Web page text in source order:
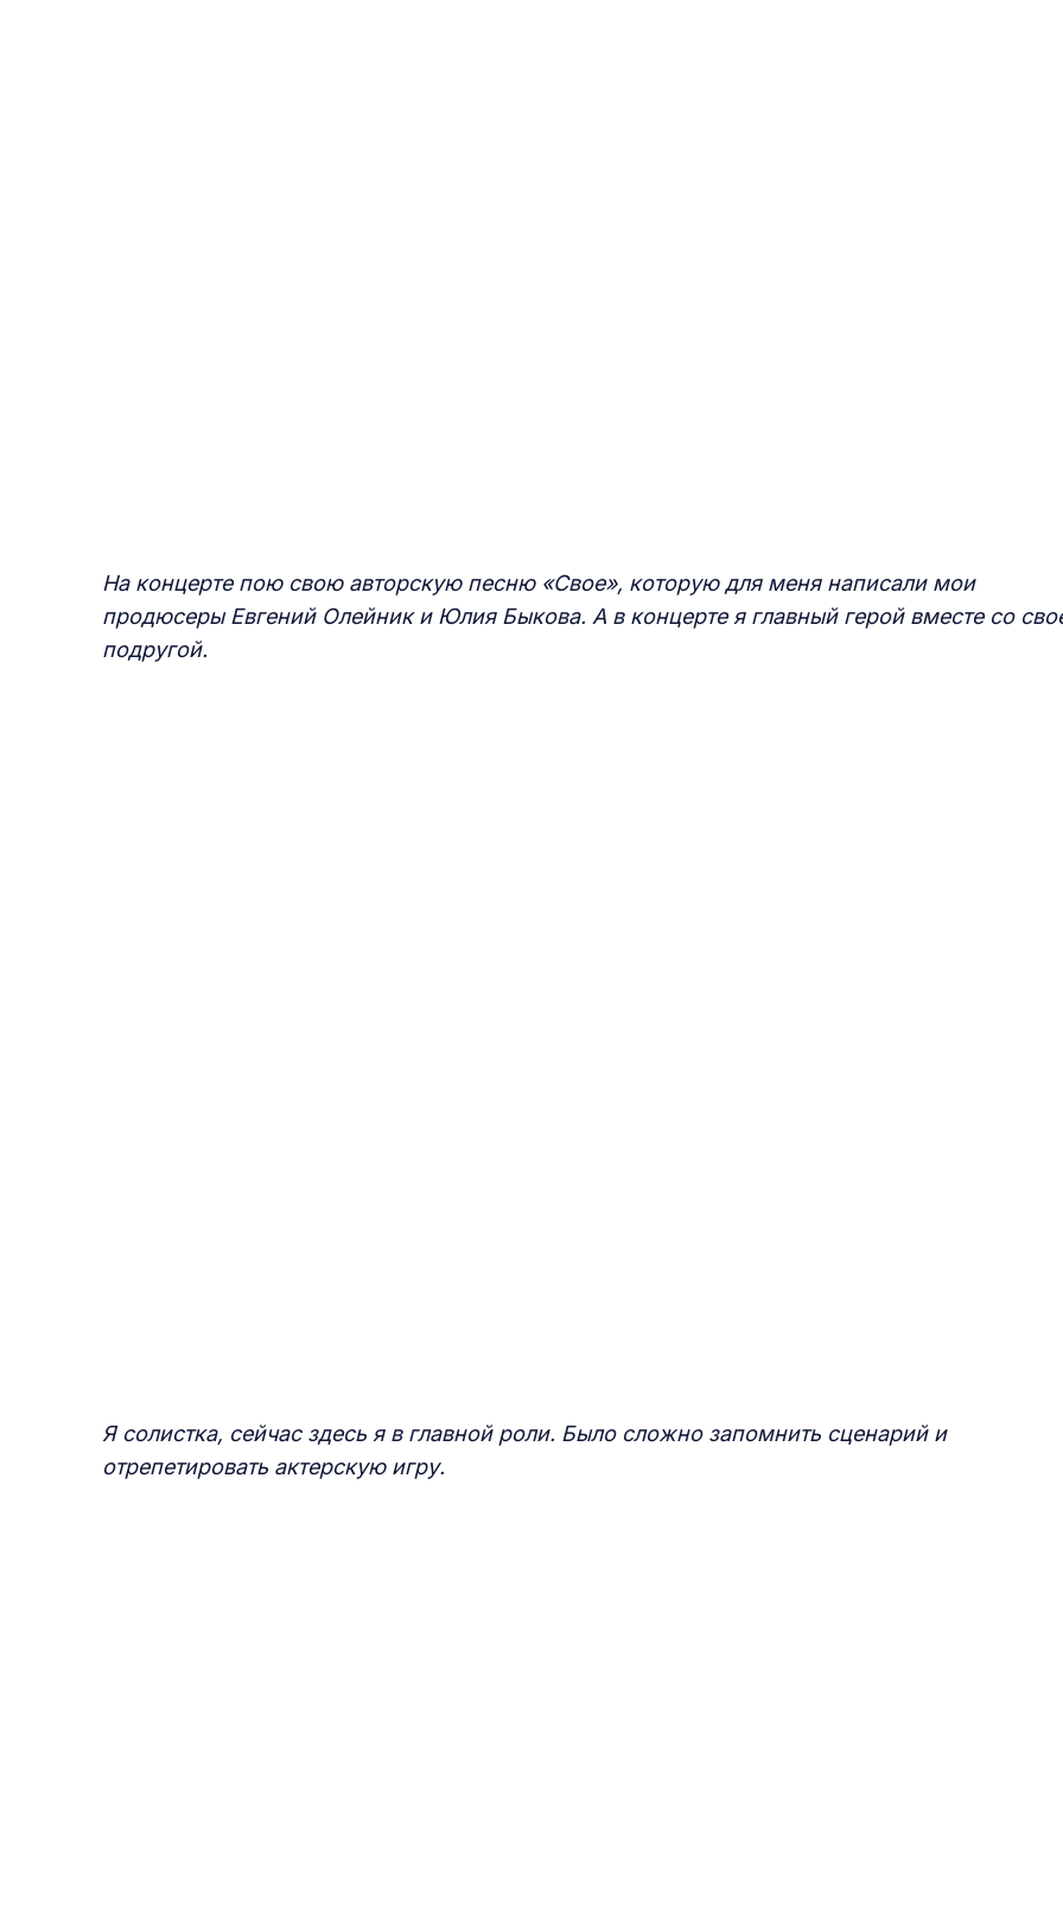
На концерте пою свою авторскую песню «Свое», которую для меня написали мои
продюсеры Евгений Олейник и Юлия Быкова. А в концерте я главный герой вместе со
подругой.
Я солистка, сейчас здесь я в главной роли. Было сложно запомнить сценарий и
отрепетировать актерскую игру.